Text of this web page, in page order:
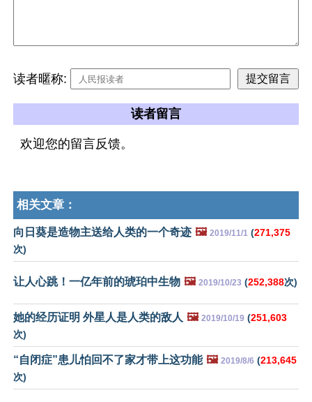
读者暱称:
读者留言
欢迎您的留言反馈。
相关文章：
向日葵是造物主送给人类的一个奇迹 🖼️ 2019/11/1 (271,375
次)
让人心跳！一亿年前的琥珀中生物 🖼️ 2019/10/23 (252,388次)
她的经历证明 外星人是人类的敌人 🖼️ 2019/10/19 (251,603
次)
“自闭症”患儿怕回不了家才带上这功能 🖼️ 2019/8/6 (213,645
次)